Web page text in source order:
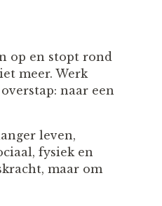
op en stopt rond
meer. Werk
naar een
leven,
fysiek en
maar om